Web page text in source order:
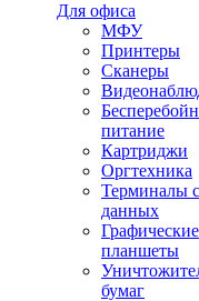
Для офиса
МФУ
Принтеры
Сканеры
питание
Картриджи
Оргтехника
Терминалы
данных
Графические
планшеты
бумаг